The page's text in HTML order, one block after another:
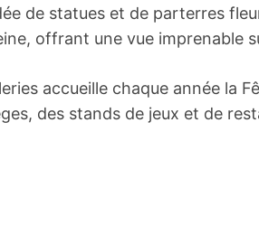
de statues et de parterres
offrant une vue imprenable
accueille chaque année la
des stands de jeux et de